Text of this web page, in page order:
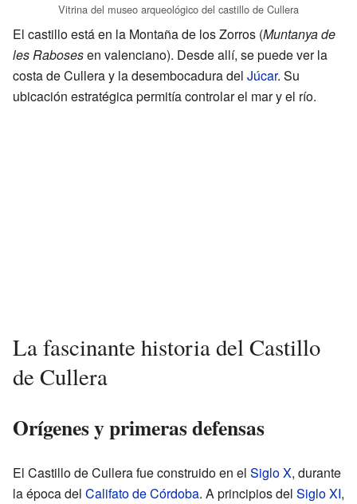
Vitrina del museo arqueológico del castillo de Cullera
El castillo está en la Montaña de los Zorros (Muntanya de
les Rabosesen valenciano). Desde allí, se puede ver la
costa de Cullera y la desembocadura del Júcar. Su
ubicación estratégica permitía controlar el mar y el río.
La fascinante historia del Castillo
de Cullera
Orígenes y primeras defensas
El Castillo de Cullera fue construido en el Siglo X, durante
la época del Califato de Córdoba. A principios del Siglo XI,